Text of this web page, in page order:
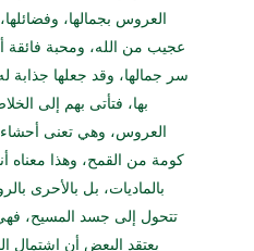
العروس بجمالها،
عجيب من الله، ومحبة فائقة
سر جمالها، وقد جعلها جذابة
بها، فتأتى بهم إلى
العروس، وهي تعنى
كومة من القمح، وهذا معناه
بالماديات، بل بالأحرى
تتحول إلى جسد المسيح،
يعتقد البعض أن